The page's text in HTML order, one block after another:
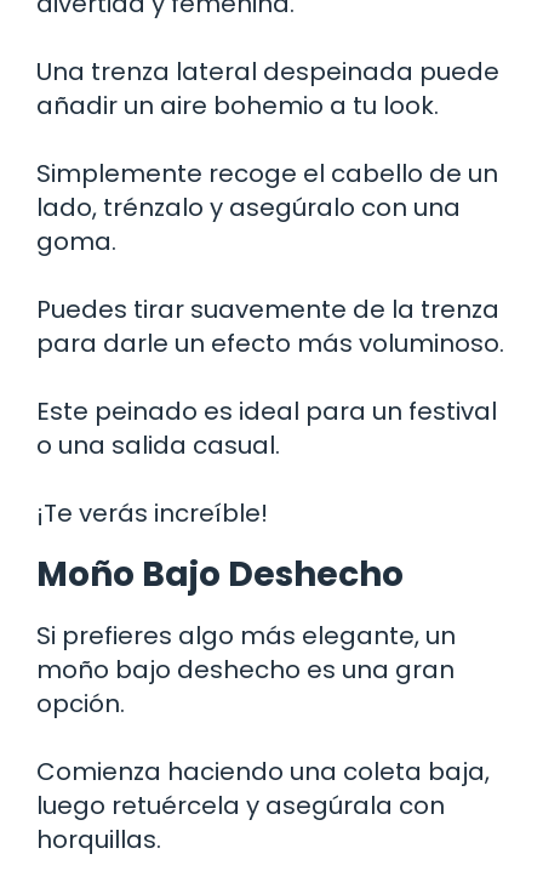
Una trenza lateral despeinada puede
añadir un aire bohemio a tu look.
Simplemente recoge el cabello de un
lado, trénzalo y asegúralo con una
goma.
Puedes tirar suavemente de la trenza
para darle un efecto más voluminoso.
Este peinado es ideal para un festival
o una salida casual.
¡Te verás increíble!
Moño Bajo Deshecho
Si prefieres algo más elegante, un
moño bajo deshecho es una gran
opción.
Comienza haciendo una coleta baja,
luego retuércela y asegúrala con
horquillas.